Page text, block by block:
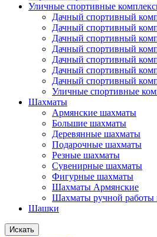
Уличные спортивные
Дачный спортивный
Дачный спортивный
Дачный спортивный
Дачный спортивный
Дачный спортивный
Дачный спортивный
Дачный спортивный
Уличные спортивные
Шахматы
Армянские шахматы
Большие шахматы
Деревянные шахматы
Подарочные шахматы
Резные шахматы
Сувенирные шахматы
Фигурные шахматы
Шахматы Армянские
Шахматы ручной работы
Шашки
Искать